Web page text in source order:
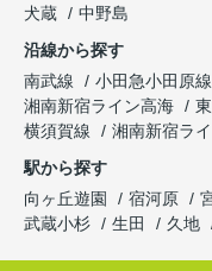
犬蔵
中野島
沿線から探す
南武線
小田急小田原線
湘南新宿ライン高海
横須賀線
湘南新宿ラ
駅から探す
向ヶ丘遊園
宿河原
武蔵小杉
生田 久地